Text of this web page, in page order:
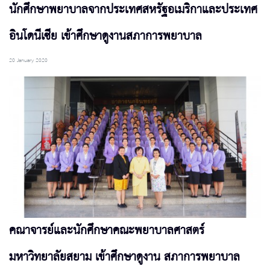
นักศึกษาพยาบาลจากประเทศสหรัฐอเมริกาและประเทศ
อินโดนีเซีย เข้าศึกษาดูงานสภาการพยาบาล
20 January 2020
คณาจารย์และนักศึกษาคณะพยาบาลศาสตร์
มหาวิทยาลัยสยาม เข้าศึกษาดูงาน สภาการพยาบาล